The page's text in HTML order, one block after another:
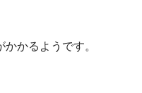
かるようです。